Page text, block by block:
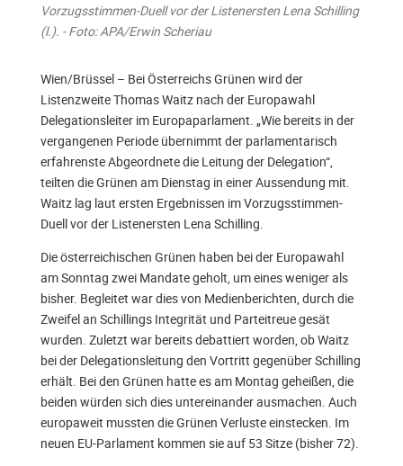
Vorzugsstimmen-Duell vor der Listenersten Lena Schilling
(l.). - Foto: APA/Erwin Scheriau
Wien/Brüssel – Bei Österreichs Grünen wird der
Listenzweite Thomas Waitz nach der Europawahl
Delegationsleiter im Europaparlament. „Wie bereits in der
vergangenen Periode übernimmt der parlamentarisch
erfahrenste Abgeordnete die Leitung der Delegation“,
teilten die Grünen am Dienstag in einer Aussendung mit.
Waitz lag laut ersten Ergebnissen im Vorzugsstimmen-
Duell vor der Listenersten Lena Schilling.
Die österreichischen Grünen haben bei der Europawahl
am Sonntag zwei Mandate geholt, um eines weniger als
bisher. Begleitet war dies von Medienberichten, durch die
Zweifel an Schillings Integrität und Parteitreue gesät
wurden. Zuletzt war bereits debattiert worden, ob Waitz
bei der Delegationsleitung den Vortritt gegenüber Schilling
erhält. Bei den Grünen hatte es am Montag geheißen, die
beiden würden sich dies untereinander ausmachen. Auch
europaweit mussten die Grünen Verluste einstecken. Im
neuen EU-Parlament kommen sie auf 53 Sitze (bisher 72).